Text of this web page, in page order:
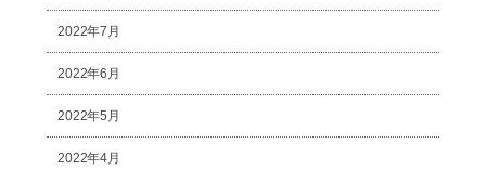
2022年7月
2022年6月
2022年5月
2022年4月